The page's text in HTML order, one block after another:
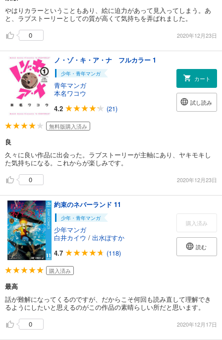
やはりカラーということもあり、絵に迫力があって見入ってしまう。あ
と、ラブストーリーとしての質が高くて気持ちを弄ばれました。
0
2020年12月23日
ノ・ゾ・キ・ア・ナ フルカラー 1
少年・青年マンガ
青年マンガ
本名ワコウ
4.2
(21)
カート
試し読み
無料版購入済み
良
久々に良い作品に出会った。ラブストーリーが主軸にあり、ヤキモキし
た気持ちになる。これからが楽しみです。
0
2020年12月23日
約束のネバーランド 11
少年・青年マンガ
少年マンガ
白井カイウ / 出水ぽすか
4.7
(118)
購入済み
読む
購入済み
最高
話が難解になってくるのですが、だからこそ何回も読み直して理解でき
るようにしたいと思えるのがこの作品の素晴らしい所だと思います。
0
2020年12月17日